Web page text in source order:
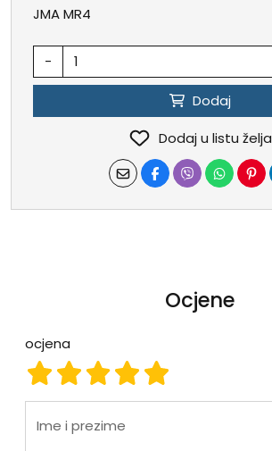
JMA MR4
-
Dodaj
Dodaj u listu želja
Ocjene
ocjena
ocjena 5
ocjena 4
ocjena 3
ocjena 2
ocjena 1
Ime i prezime